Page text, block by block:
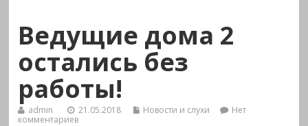
Ведущие дома 2
остались без
работы!
admin 21.05.2018 Новости и слухи
Нет
комментариев